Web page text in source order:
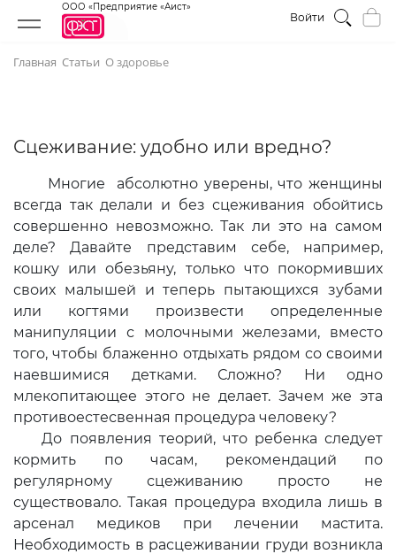
ООО «Предприятие «Аист»
Войти
Главная Статьи О здоровье
Сцеживание: удобно или вредно?
Многие абсолютно уверены, что женщины
всегда так делали и без сцеживания обойтись
совершенно невозможно. Так ли это на самом
деле? Давайте представим себе, например,
кошку или обезьяну, только что покормивших
своих малышей и теперь пытающихся зубами
или когтями произвести определенные
манипуляции с молочными железами, вместо
того, чтобы блаженно отдыхать рядом со своими
наевшимися детками. Сложно? Ни одно
млекопитающее этого не делает. Зачем же эта
противоестесвенная процедура человеку?
До появления теорий, что ребенка следует
кормить по часам, рекомендаций по
регулярному сцеживанию просто не
существовало. Такая процедура входила лишь в
арсенал медиков при лечении мастита.
Необходимость в расцеживании груди возникла